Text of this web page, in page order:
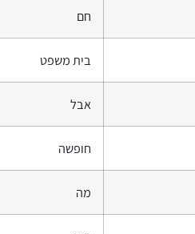
חם
בית משפט
אבל
חופשה
מה